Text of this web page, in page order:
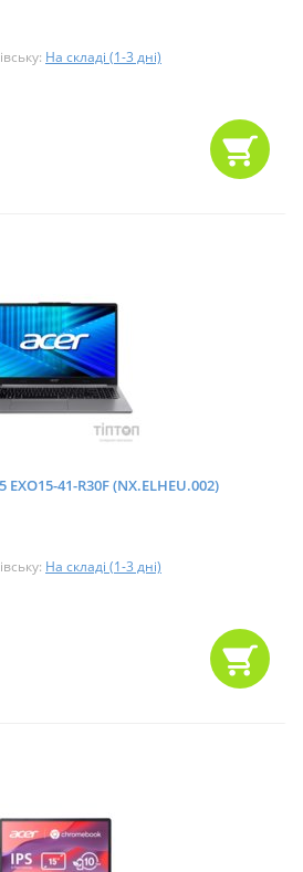
На складі (1-3 дні)
41-R30F (NX.ELHEU.002)
На складі (1-3 дні)